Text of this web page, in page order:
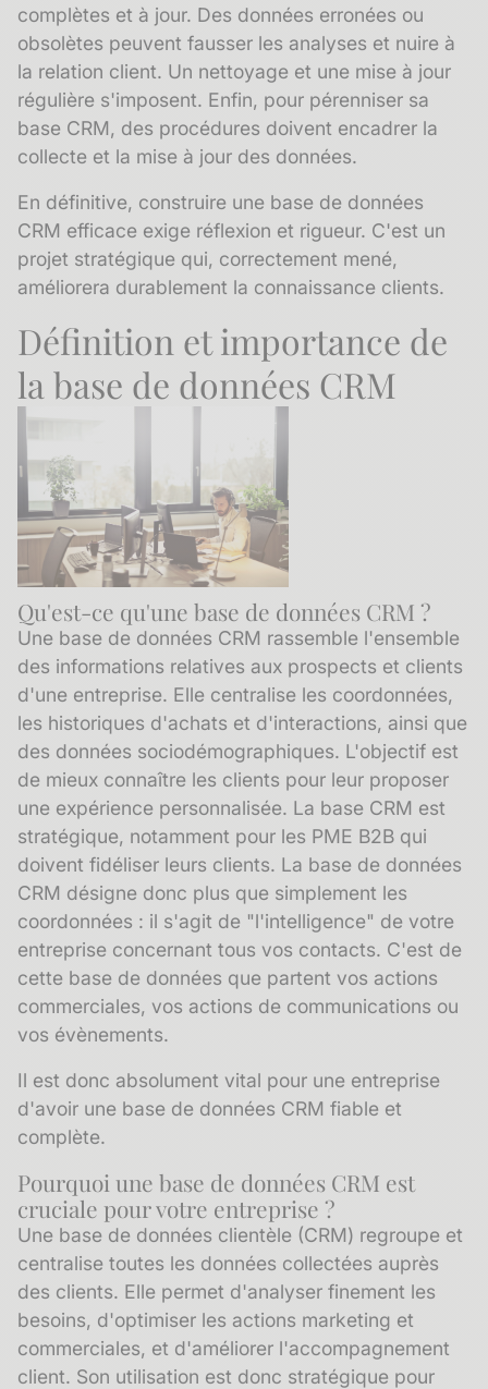
complètes et à jour. Des données erronées ou
obsolètes peuvent fausser les analyses et nuire à
la relation client. Un nettoyage et une mise à jour
régulière s'imposent. Enfin, pour pérenniser sa
base CRM, des procédures doivent encadrer la
collecte et la mise à jour des données.
En définitive, construire une base de données
CRM efficace exige réflexion et rigueur. C'est un
projet stratégique qui, correctement mené,
améliorera durablement la connaissance clients.
Définition et importance de
la base de données CRM
Qu'est-ce qu'une base de données CRM ?
Une base de données CRM rassemble l'ensemble
des informations relatives aux prospects et clients
d'une entreprise. Elle centralise les coordonnées,
les historiques d'achats et d'interactions, ainsi que
des données sociodémographiques. L'objectif est
de mieux connaître les clients pour leur proposer
une expérience personnalisée. La base CRM est
stratégique, notamment pour les PME B2B qui
doivent fidéliser leurs clients. La base de données
CRM désigne donc plus que simplement les
coordonnées : il s'agit de "l'intelligence" de votre
entreprise concernant tous vos contacts. C'est de
cette base de données que partent vos actions
commerciales, vos actions de communications ou
vos évènements.
Il est donc absolument vital pour une entreprise
d'avoir une base de données CRM fiable et
complète.
Pourquoi une base de données CRM est
cruciale pour votre entreprise ?
Une base de données clientèle (CRM) regroupe et
centralise toutes les données collectées auprès
des clients. Elle permet d'analyser finement les
besoins, d'optimiser les actions marketing et
commerciales, et d'améliorer l'accompagnement
client. Son utilisation est donc stratégique pour